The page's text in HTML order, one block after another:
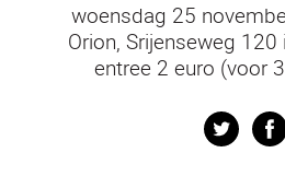
woensdag 25
Orion, Srijenseweg 120
entree 2 euro (voor